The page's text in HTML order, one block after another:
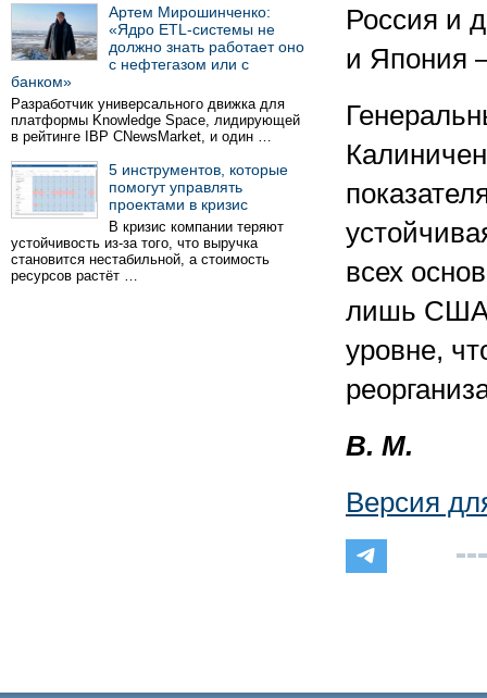
Артем Мирошинченко:
«Ядро ETL-системы не
должно знать работает оно
с нефтегазом или с
банком»
Разработчик универсального движка для
платформы Knowledge Space, лидирующей
в рейтинге IBP CNewsMarket, и один …
5 инструментов, которые
помогут управлять
проектами в кризис
В кризис компании теряют
устойчивость из-за того, что выручка
становится нестабильной, а стоимость
ресурсов растёт …
Россия и
и Япония
всех
лишь США,
уровне,
В. М.
Версия